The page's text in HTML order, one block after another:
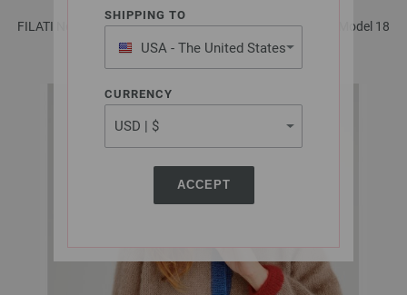
SHIPPING TO
USA - The United States
of America
CURRENCY
ACCEPT
FILATI No. 62 - Tijdschrift (DE) + Breibeschrijvingen (NL) | Model 18